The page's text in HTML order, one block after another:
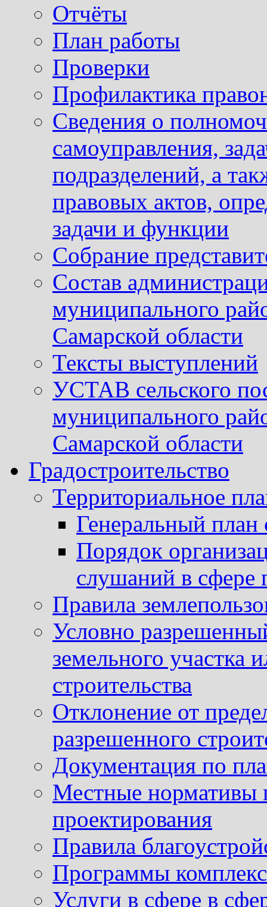
Отчёты
План работы
Проверки
Профилактика
Сведения о
самоуправления,
подразделений, а
правовых актов,
задачи и функции
Собрание
Состав
муниципального
Самарской области
Тексты выступлений
УСТАВ сельского
муниципального
Самарской области
Градостроительство
Территориальное
Генеральный план
Порядок
слушаний в сфере
Правила
Условно
земельного участка
строительства
Отклонение от
разрешенного
Документация по
Местные нормативы
проектирования
Правила
Программы
Услуги в сфере в